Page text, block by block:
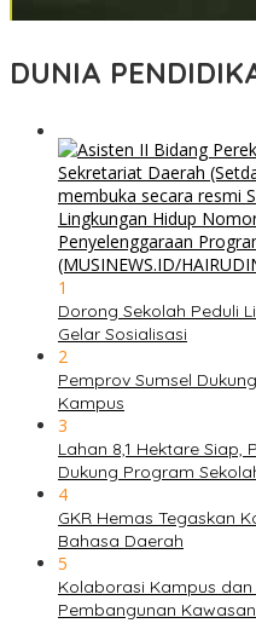
DUNIA
1
Dorong Sekolah Peduli
Gelar Sosialisasi
2
Pemprov Sumsel
Kampus
3
Lahan 8,1 Hektare Siap,
Dukung Program
4
GKR Hemas Tegaskan
Bahasa Daerah
5
Kolaborasi Kampus
Pembangunan